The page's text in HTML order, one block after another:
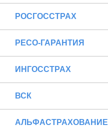
РОСГОССТРАХ
РЕСО-ГАРАНТИЯ
ИНГОССТРАХ
ВСК
АЛЬФАСТРАХОВАНИЕ